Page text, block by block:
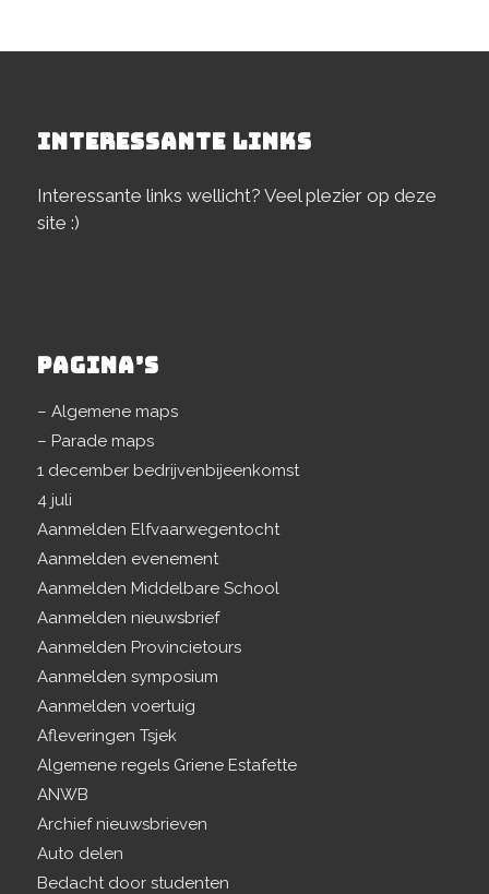
INTERESSANTE LINKS
Interessante links wellicht? Veel plezier op deze
site :)
PAGINA’S
– Algemene maps
– Parade maps
1 december bedrijvenbijeenkomst
4 juli
Aanmelden Elfvaarwegentocht
Aanmelden evenement
Aanmelden Middelbare School
Aanmelden nieuwsbrief
Aanmelden Provincietours
Aanmelden symposium
Aanmelden voertuig
Afleveringen Tsjek
Algemene regels Griene Estafette
ANWB
Archief nieuwsbrieven
Auto delen
Bedacht door studenten